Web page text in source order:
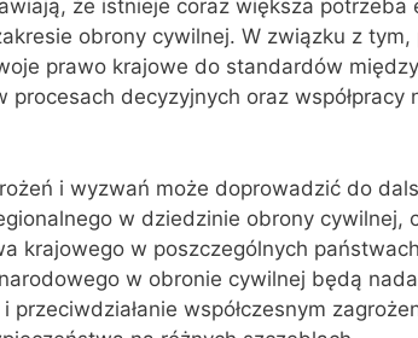
że istnieje coraz większa potrzeba
obrony cywilnej. W związku z tym,
prawo krajowe do standardów
decyzyjnych oraz współpracy
i wyzwań może doprowadzić do
w dziedzinie obrony cywilnej,
krajowego w poszczególnych
w obronie cywilnej będą
współczesnym